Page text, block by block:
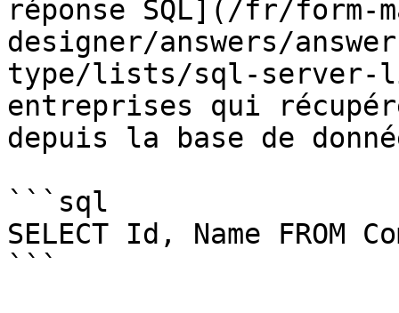
réponse SQL](/fr/form-
designer/answers/
type/lists/sql-server-
entreprises qui
depuis la base de
```sql
SELECT Id, Name FROM
```